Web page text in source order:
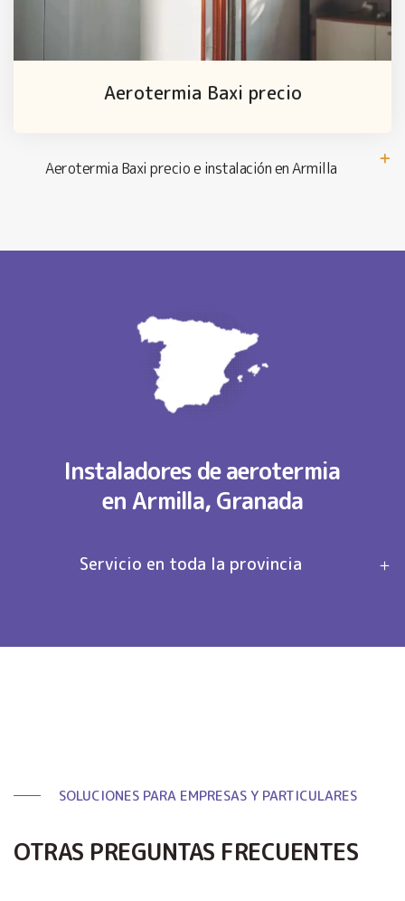
Aerotermia Baxi precio
Aerotermia Baxi precio e instalación en Armilla
Instaladores de aerotermia
en Armilla, Granada
Servicio en toda la provincia
SOLUCIONES PARA EMPRESAS Y PARTICULARES
OTRAS PREGUNTAS FRECUENTES